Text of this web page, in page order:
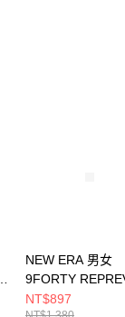
NEW ERA 男女
9FORTY
2-TONE 芝加哥
NT$897